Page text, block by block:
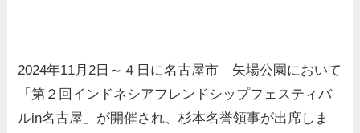
2024年11月2日～４日に名古屋市 矢場公園において
「第２回インドネシアフレンドシップフェスティバ
ルin名古屋」が開催され、杉本名誉領事が出席しま